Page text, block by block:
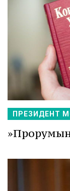
ПРЕЗИДЕНТ